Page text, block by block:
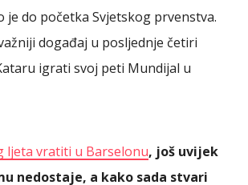
je do početka Svjetskog prvenstva.
događaj u posljednje četiri
igrati svoj peti Mundijal u
ljeta vratiti u Barselonu, još uvijek
nedostaje, a kako sada stvari